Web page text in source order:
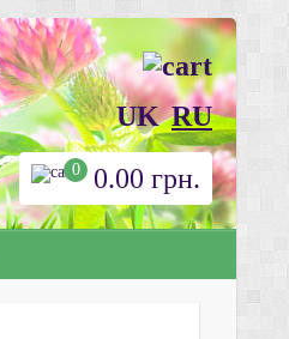
UK RU
0 0.00 грн.